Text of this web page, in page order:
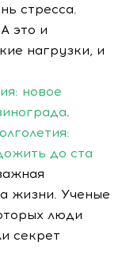
стресса.
это и
нагрузки, и
новое
.
до ста
жизни. Ученые
люди
секрет